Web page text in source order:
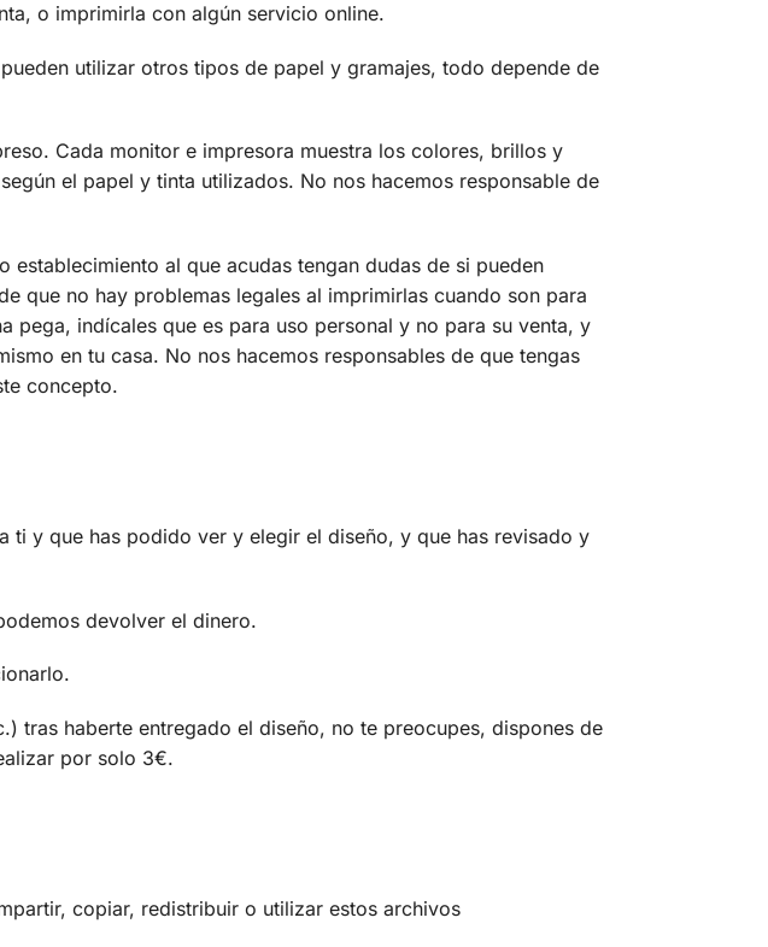
o imprimirla con algún servicio online.
utilizar otros tipos de papel y gramajes, todo depende de
Cada monitor e impresora muestra los colores, brillos y
el papel y tinta utilizados. No nos hacemos responsable de
al que acudas tengan dudas de si pueden
que no hay problemas legales al imprimirlas cuando son para
pega, indícales que es para uso personal y no para su venta, y
en tu casa. No nos hacemos responsables de que tengas
concepto.
y que has podido ver y elegir el diseño, y que has revisado y
devolver el dinero.
tras haberte entregado el diseño, no te preocupes, dispones de
por solo 3€.
copiar, redistribuir o utilizar estos archivos